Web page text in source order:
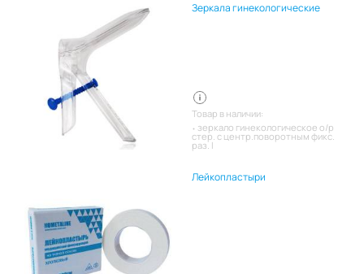
Зеркала гинекологические
Товар в наличии:
зеркало гинекологическое о/р
стер. с центр.поворотным фикс.
раз. l
Лейкопластыри